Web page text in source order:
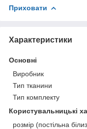
Приховати
Характеристики
Основні
Виробник
Тип тканини
Тип комплекту
Користувальницькі
розмір (постільна